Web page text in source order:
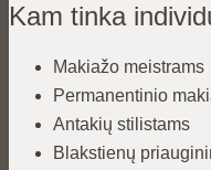
Kam tinka
Makiažo meistrams
Permanentinio
Antakių stilistams
Blakstienų